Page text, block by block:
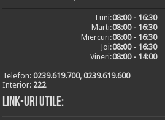
Luni:08:00 - 16:30
Marți:08:00 - 16:30
Miercuri:08:00 - 16:30
Joi:08:00 - 16:30
Vineri:08:00 - 14:00
Telefon:0239.619.700, 0239.619.600
Interior: 222
Link-uri utile: